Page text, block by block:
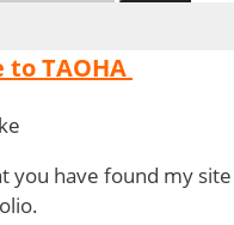
to TAOHA
you have found my